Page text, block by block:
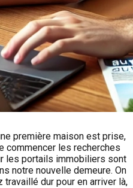
première maison est prise,
commencer les recherches
les portails immobiliers sont
notre nouvelle demeure. On
dur pour en arriver là,